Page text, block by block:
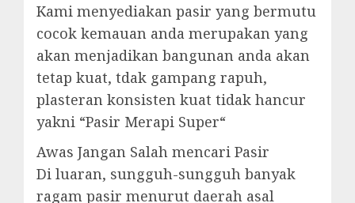
Kami menyediakan pasir yang bermutu
cocok kemauan anda merupakan yang
akan menjadikan bangunan anda akan
tetap kuat, tdak gampang rapuh,
plasteran konsisten kuat tidak hancur
yakni “Pasir Merapi Super“
Awas Jangan Salah mencari Pasir
Di luaran, sungguh-sungguh banyak
ragam pasir menurut daerah asal